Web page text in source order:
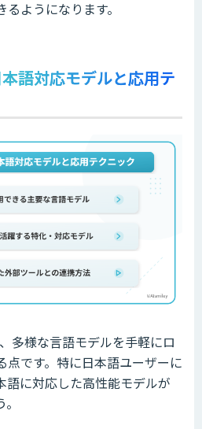
ようになります。
語対応モデルと応用テ
多様な言語モデルを手軽にロ
点です。特に日本語ユーザーに
語に対応した高性能モデルが